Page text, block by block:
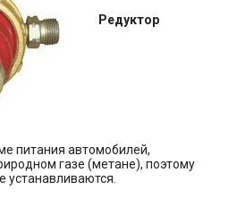
Редуктор
питания автомобилей,
газе (метане), поэтому
устанавливаются.